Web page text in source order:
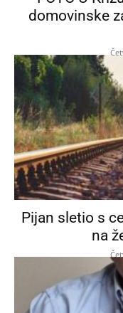
domovinske
Pijan sletio s
na